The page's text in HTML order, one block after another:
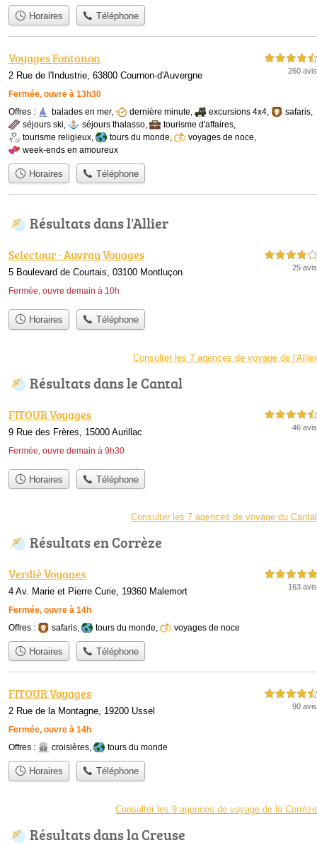
Horaires Téléphone
Voyages Fontanon
2 Rue de l'Industrie, 63800 Cournon-d'Auvergne
Fermée, ouvre à 13h30
4,5 étoiles sur 5
260 avis
Offres : balades en mer, dernière minute excursions 4x4 safaris
séjours ski
séjours thalasso tourisme d'affaires
tourisme religieux
tours du monde voyages de noce
week-ends en amoureux
Horaires Téléphone
Résultats dans l'Allier
Selectour - Auvray Voyages
5 Boulevard de Courtais, 03100 Montluçon
Fermée, ouvre demain à 10h
4,0 étoiles sur 5
25 avis
Horaires Téléphone
Consulter les 7 agences de voyage de l'Allier
Résultats dans le Cantal
FITOUR Voyages
9 Rue des Frères, 15000 Aurillac
Fermée, ouvre demain à 9h30
4,5 étoiles sur 5
46 avis
Horaires Téléphone
Consulter les 7 agences de voyage du Cantal
Résultats en Corrèze
Verdié Voyages
4 Av. Marie et Pierre Curie, 19360 Malemort
Fermée, ouvre à 14h
5,0 étoiles sur 5
163 avis
Offres : safaris, tours du monde, voyages de noce
Horaires Téléphone
FITOUR Voyages
2 Rue de la Montagne, 19200 Ussel
Fermée, ouvre à 14h
4,5 étoiles sur 5
90 avis
Offres : croisières, tours du monde
Horaires Téléphone
Consulter les 9 agences de voyage de la Corrèze
Résultats dans la Creuse